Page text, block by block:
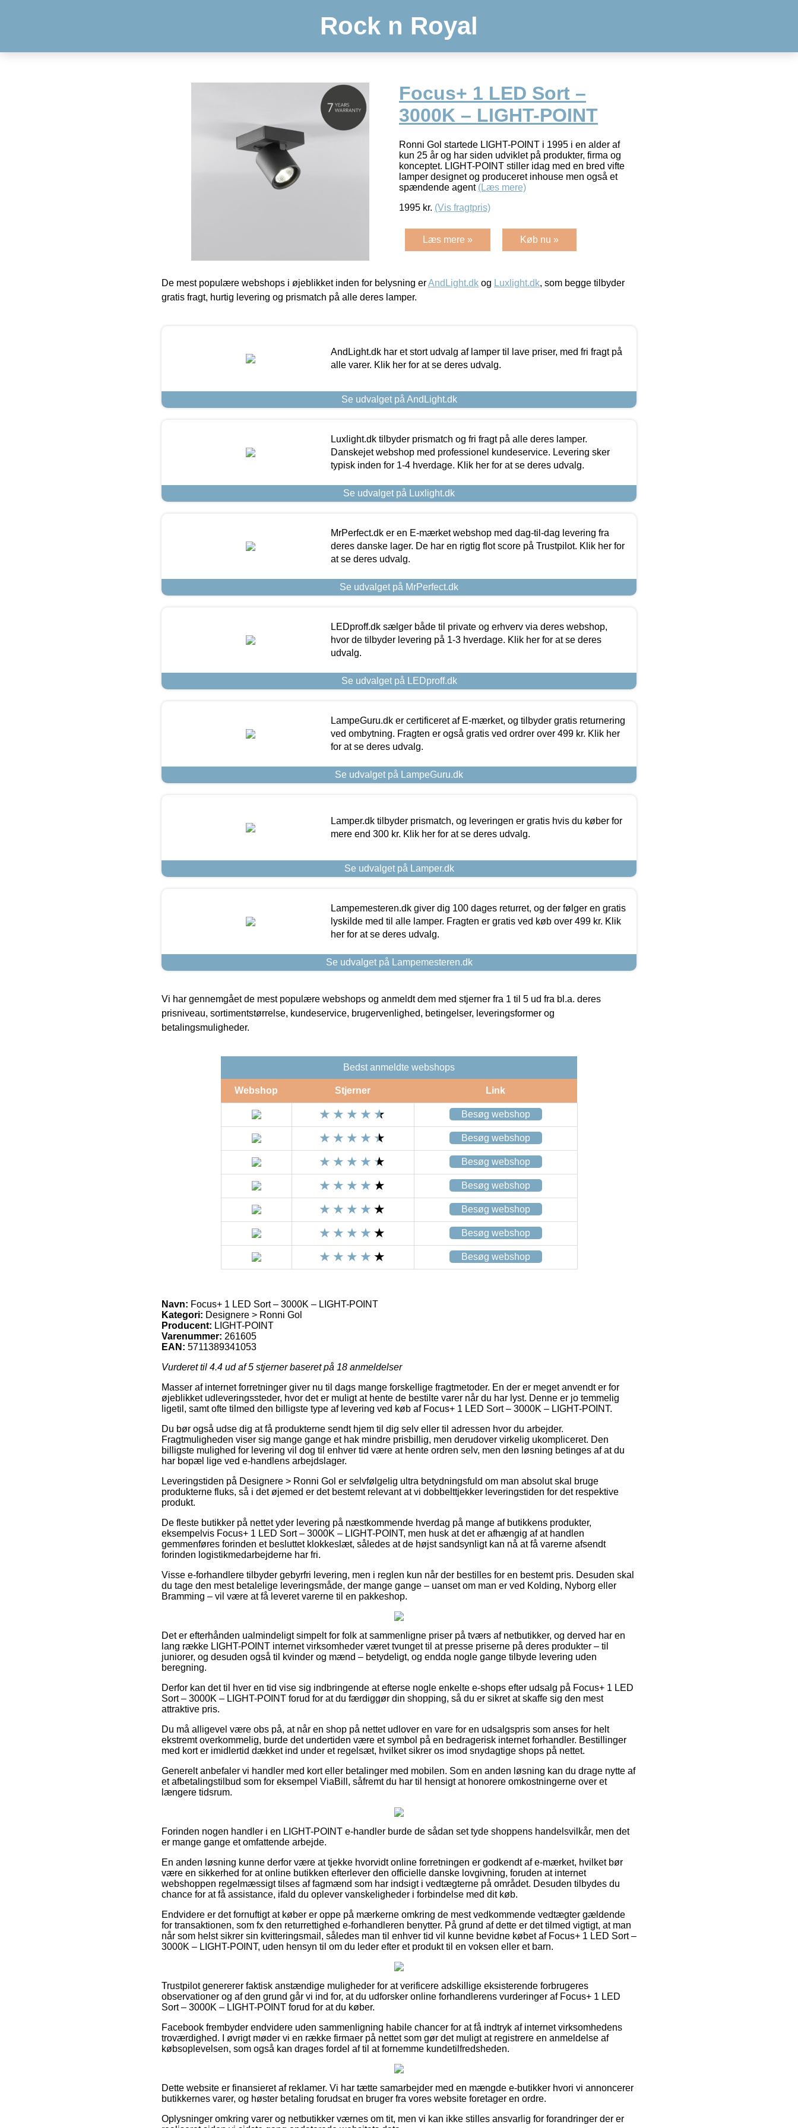
Rock n Royal
Focus+ 1 LED Sort –
3000K – LIGHT-POINT
Ronni Gol startede LIGHT-POINT i 1995 i en alder af
kun 25 år og har siden udviklet på produkter, firma og
konceptet. LIGHT-POINT stiller idag med en bred vifte
lamper designet og produceret inhouse men også et
spændende agent (Læs mere)
1995 kr. (Vis fragtpris)
Læs mere » Køb nu »
De mest populære webshops i øjeblikket inden for belysning erAndLight.dk og Luxlight.dk, som begge tilbyder
gratis fragt, hurtig levering og prismatch på alle deres lamper.
AndLight.dk har et stort udvalg af lamper til lave priser, med fri fragt på
alle varer. Klik her for at se deres udvalg.
Se udvalget på AndLight.dk
Luxlight.dk tilbyder prismatch og fri fragt på alle deres lamper.
Danskejet webshop med professionel kundeservice. Levering sker
typisk inden for 1-4 hverdage. Klik her for at se deres udvalg.
Se udvalget på Luxlight.dk
MrPerfect.dk er en E-mærket webshop med dag-til-dag levering fra
deres danske lager. De har en rigtig flot score på Trustpilot. Klik her for
at se deres udvalg.
Se udvalget på MrPerfect.dk
LEDproff.dk sælger både til private og erhverv via deres webshop,
hvor de tilbyder levering på 1-3 hverdage. Klik her for at se deres
udvalg.
Se udvalget på LEDproff.dk
LampeGuru.dk er certificeret af E-mærket, og tilbyder gratis returnering
ved ombytning. Fragten er også gratis ved ordrer over 499 kr. Klik her
for at se deres udvalg.
Se udvalget på LampeGuru.dk
Lamper.dk tilbyder prismatch, og leveringen er gratis hvis du køber for
mere end 300 kr. Klik her for at se deres udvalg.
Se udvalget på Lamper.dk
Lampemesteren.dk giver dig 100 dages returret, og der følger en gratis
lyskilde med til alle lamper. Fragten er gratis ved køb over 499 kr. Klik
her for at se deres udvalg.
Se udvalget på Lampemesteren.dk
Vi har gennemgået de mest populære webshops og anmeldt dem med stjerner fra 1 til 5 ud fra bl.a. deres
prisniveau, sortimentstørrelse, kundeservice, brugervenlighed, betingelser, leveringsformer og
betalingsmuligheder.
Bedst anmeldte webshops
Webshop Stjerner Link
Besøg webshop
Besøg webshop
Besøg webshop
Besøg webshop
Besøg webshop
Besøg webshop
Besøg webshop
Navn: Focus+ 1 LED Sort – 3000K – LIGHT-POINT
Kategori: Designere > Ronni Gol
Producent: LIGHT-POINT
Varenummer: 261605
EAN: 5711389341053
Vurderet til 4.4 ud af 5 stjerner baseret på 18 anmeldelser
Masser af internet forretninger giver nu til dags mange forskellige fragtmetoder. En der er meget anvendt er for
øjeblikket udleveringssteder, hvor det er muligt at hente de bestilte varer når du har lyst. Denne er jo temmelig
ligetil, samt ofte tilmed den billigste type af levering ved køb af Focus+ 1 LED Sort – 3000K – LIGHT-POINT.
Du bør også udse dig at få produkterne sendt hjem til dig selv eller til adressen hvor du arbejder.
Fragtmuligheden viser sig mange gange et hak mindre prisbillig, men derudover virkelig ukompliceret. Den
billigste mulighed for levering vil dog til enhver tid være at hente ordren selv, men den løsning betinges af at du
har bopæl lige ved e-handlens arbejdslager.
Leveringstiden på Designere > Ronni Gol er selvfølgelig ultra betydningsfuld om man absolut skal bruge
produkterne fluks, så i det øjemed er det bestemt relevant at vi dobbelttjekker leveringstiden for det respektive
produkt.
De fleste butikker på nettet yder levering på næstkommende hverdag på mange af butikkens produkter,
eksempelvis Focus+ 1 LED Sort – 3000K – LIGHT-POINT, men husk at det er afhængig af at handlen
gemmenføres forinden et besluttet klokkeslæt, således at de højst sandsynligt kan nå at få varerne afsendt
forinden logistikmedarbejderne har fri.
Visse e-forhandlere tilbyder gebyrfri levering, men i reglen kun når der bestilles for en bestemt pris. Desuden skal
du tage den mest betalelige leveringsmåde, der mange gange – uanset om man er ved Kolding, Nyborg eller
Bramming – vil være at få leveret varerne til en pakkeshop.
Det er efterhånden ualmindeligt simpelt for folk at sammenligne priser på tværs af netbutikker, og derved har en
lang række LIGHT-POINT internet virksomheder været tvunget til at presse priserne på deres produkter – til
juniorer, og desuden også til kvinder og mænd – betydeligt, og endda nogle gange tilbyde levering uden
beregning.
Derfor kan det til hver en tid vise sig indbringende at efterse nogle enkelte e-shops efter udsalg på Focus+ 1 LED
Sort – 3000K – LIGHT-POINT forud for at du færdiggør din shopping, så du er sikret at skaffe sig den mest
attraktive pris.
Du må alligevel være obs på, at når en shop på nettet udlover en vare for en udsalgspris som anses for helt
ekstremt overkommelig, burde det undertiden være et symbol på en bedragerisk internet forhandler. Bestillinger
med kort er imidlertid dækket ind under et regelsæt, hvilket sikrer os imod snydagtige shops på nettet.
Generelt anbefaler vi handler med kort eller betalinger med mobilen. Som en anden løsning kan du drage nytte af
et afbetalingstilbud som for eksempel ViaBill, såfremt du har til hensigt at honorere omkostningerne over et
længere tidsrum.
Forinden nogen handler i en LIGHT-POINT e-handler burde de sådan set tyde shoppens handelsvilkår, men det
er mange gange et omfattende arbejde.
En anden løsning kunne derfor være at tjekke hvorvidt online forretningen er godkendt af e-mærket, hvilket bør
være en sikkerhed for at online butikken efterlever den officielle danske lovgivning, foruden at internet
webshoppen regelmæssigt tilses af fagmænd som har indsigt i vedtægterne på området. Desuden tilbydes du
chance for at få assistance, ifald du oplever vanskeligheder i forbindelse med dit køb.
Endvidere er det fornuftigt at køber er oppe på mærkerne omkring de mest vedkommende vedtægter gældende
for transaktionen, som fx den returrettighed e-forhandleren benytter. På grund af dette er det tilmed vigtigt, at man
når som helst sikrer sin kvitteringsmail, således man til enhver tid vil kunne bevidne købet af Focus+ 1 LED Sort –
3000K – LIGHT-POINT, uden hensyn til om du leder efter et produkt til en voksen eller et barn.
Trustpilot genererer faktisk anstændige muligheder for at verificere adskillige eksisterende forbrugeres
observationer og af den grund går vi ind for, at du udforsker online forhandlerens vurderinger af Focus+ 1 LED
Sort – 3000K – LIGHT-POINT forud for at du køber.
Facebook frembyder endvidere uden sammenligning habile chancer for at få indtryk af internet virksomhedens
troværdighed. I øvrigt møder vi en række firmaer på nettet som gør det muligt at registrere en anmeldelse af
købsoplevelsen, som også kan drages fordel af til at fornemme kundetilfredsheden.
Dette website er finansieret af reklamer. Vi har tætte samarbejder med en mængde e-butikker hvori vi annoncerer
butikkernes varer, og høster betaling forudsat en bruger fra vores website foretager en ordre.
Oplysninger omkring varer og netbutikker værnes om tit, men vi kan ikke stilles ansvarlig for forandringer der er